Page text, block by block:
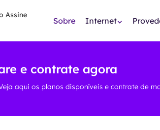
Sobre Internet
e contrate agora
aqui os planos disponíveis e contrate de